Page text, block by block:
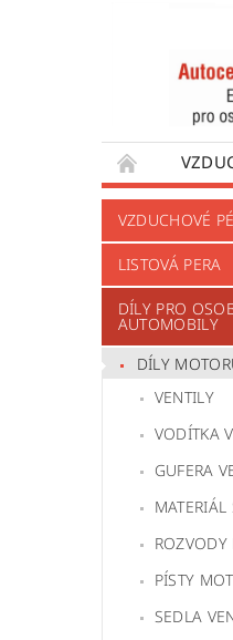
DÍLY PRO
VÝROBA
VZDUCHOVÉ
LISTOVÁ PERA
DÍLY PRO
AUTOMOBILY
DÍLY
VENTILY
VODÍTKA
GUFERA
MATERIÁL
PÍSTY
SEDLA